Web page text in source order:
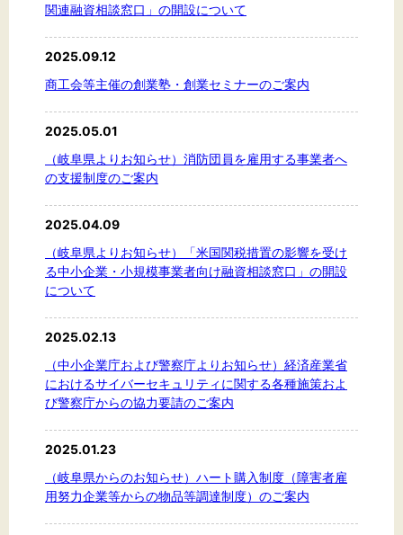
関連融資相談窓口」の開設について
2025.09.12
商工会等主催の創業塾・創業セミナーのご案内
2025.05.01
（岐阜県よりお知らせ）消防団員を雇用する事業者へ
の支援制度のご案内
2025.04.09
（岐阜県よりお知らせ）「米国関税措置の影響を受け
る中小企業・小規模事業者向け融資相談窓口」の開設
について
2025.02.13
（中小企業庁および警察庁よりお知らせ）経済産業省
におけるサイバーセキュリティに関する各種施策およ
び警察庁からの協力要請のご案内
2025.01.23
（岐阜県からのお知らせ）ハート購入制度（障害者雇
用努力企業等からの物品等調達制度）のご案内